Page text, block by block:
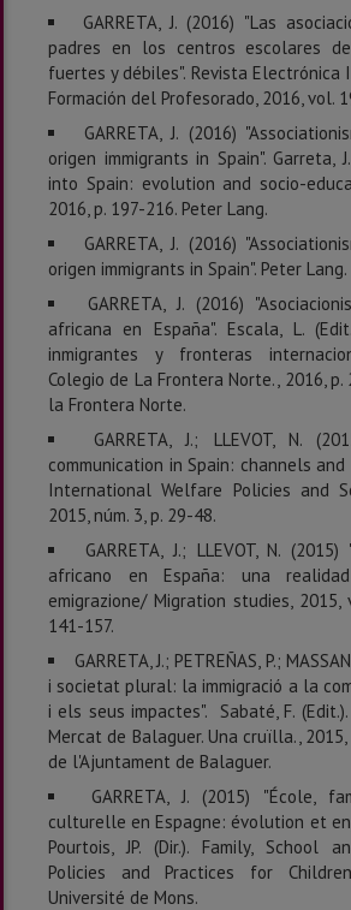
GARRETA, J. (2016) "Las
padres en los centros escolares
fuertes y débiles". Revista Electrónica
Formación del Profesorado, 2016, vol.
GARRETA, J. (2016)
origen immigrants in Spain". Garreta,
into Spain: evolution and socio-
2016, p. 197-216. Peter Lang.
GARRETA, J. (2016)
origen immigrants in Spain". Peter Lang.
GARRETA, J. (2016)
africana en España". Escala, L.
inmigrantes y fronteras
Colegio de La Frontera Norte., 2016, p.
la Frontera Norte.
GARRETA, J.; LLEVOT, N.
communication in Spain: channels and
International Welfare Policies and
2015, núm. 3, p. 29-48.
GARRETA, J.; LLEVOT, N.
africano en España: una
emigrazione/ Migration studies, 2015,
141-157.
GARRETA, J.; PETREÑAS, P.;
i societat plural: la immigració a la
i els seus impactes". Sabaté, F. (Edit.).
Mercat de Balaguer. Una cruïlla., 2015,
de l'Ajuntament de Balaguer.
GARRETA, J. (2015) "École,
culturelle en Espagne: évolution et
Pourtois, JP. (Dir.). Family, School
Policies and Practices for
Université de Mons.